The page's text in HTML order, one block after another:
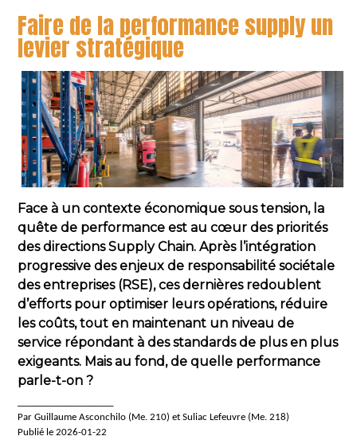
Faire de la performance supply un
levier stratégique
Face à un contexte économique sous tension, la
quête de performance est au cœur des priorités
des directions Supply Chain. Après l’intégration
progressive des enjeux de responsabilité sociétale
des entreprises (RSE), ces dernières redoublent
d’efforts pour optimiser leurs opérations, réduire
les coûts, tout en maintenant un niveau de
service répondant à des standards de plus en plus
exigeants. Mais au fond, de quelle performance
parle-t-on ?
Par Guillaume Asconchilo (Me. 210) et Suliac Lefeuvre (Me. 218)
Publié le 2026-01-22